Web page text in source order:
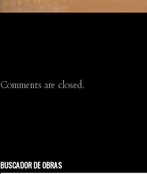
Comments are closed.
BUSCADOR DE OBRAS